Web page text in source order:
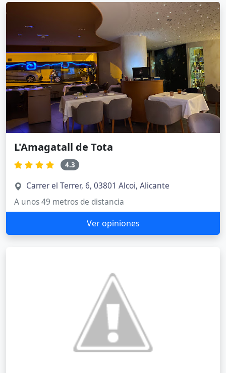
L'Amagatall de Tota
4.3
Carrer el Terrer, 6, 03801 Alcoi, Alicante
A unos 49 metros de distancia
Ver opiniones